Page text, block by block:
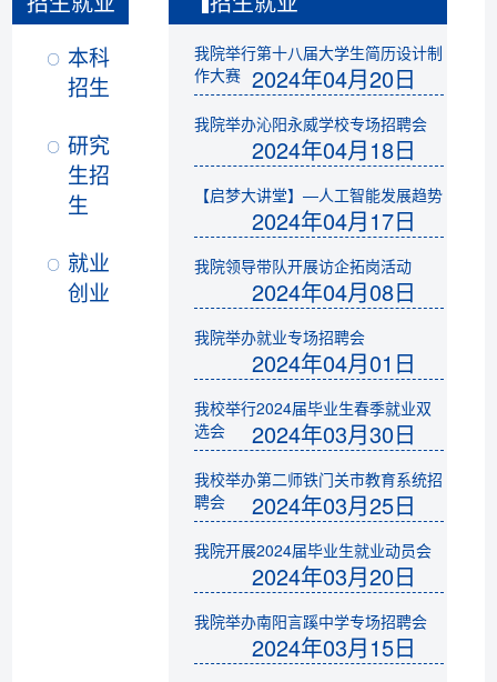
本科
招生
研究
生招
生
就业
创业
我院举行第十八届大学生简历设计制
作大赛 2024年04月20日
我院举办沁阳永威学校专场招聘会
2024年04月18日
【启梦大讲堂】—人工智能发展趋势
2024年04月17日
我院领导带队开展访企拓岗活动
2024年04月08日
我院举办就业专场招聘会
2024年04月01日
我校举行2024届毕业生春季就业双
选会
2024年03月30日
我校举办第二师铁门关市教育系统招
聘会
2024年03月25日
我院开展2024届毕业生就业动员会
2024年03月20日
我院举办南阳言蹊中学专场招聘会
2024年03月15日